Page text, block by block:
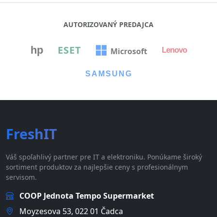
⏳
AUTORIZOVANÝ PREDAJCA
hp ESET Microsoft Lenovo
SAMSUNG
FreshIT
Váš spoľahlivý partner pre IT a elektroniku. Ponúkame široký
sortiment produktov za najlepšie ceny s profesionálnym
servisom.
COOP Jednota Tempo Supermarket
Moyzesova 53, 022 01 Čadca